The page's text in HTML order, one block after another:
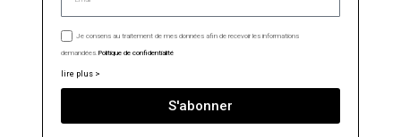
Je consens au traitement de mes données afin de recevoir les informations
demandées.Politique de confidentialité
lire plus >
S'abonner